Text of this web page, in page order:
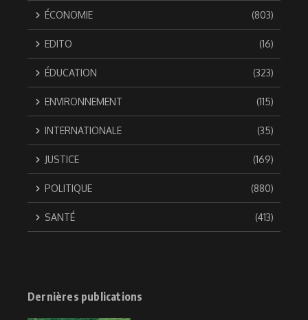
ÉCONOMIE (803)
EDITO (16)
ÉDUCATION (323)
ENVIRONNEMENT (115)
INTERNATIONALE (35)
JUSTICE (169)
POLITIQUE (880)
SANTÉ (413)
Dernières publications